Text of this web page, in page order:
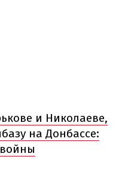
и Николаеве,
на Донбассе: